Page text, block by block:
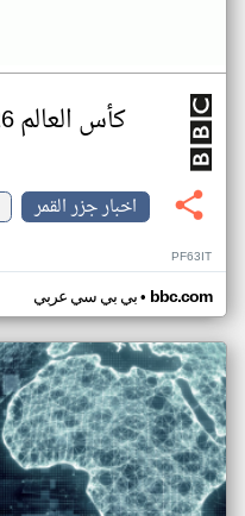
كأس العالم 2026
اخبار جزر القمر
PF63IT
بي بي سي عربي• bbc.com